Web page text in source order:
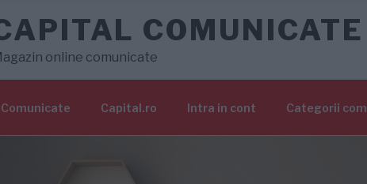
COMUNICATE
online comunicate
Comunicate Capital.ro Intra in cont Categorii